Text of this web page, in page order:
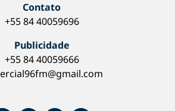
Contato
+55 84 40059696
Publicidade
+55 84 40059666